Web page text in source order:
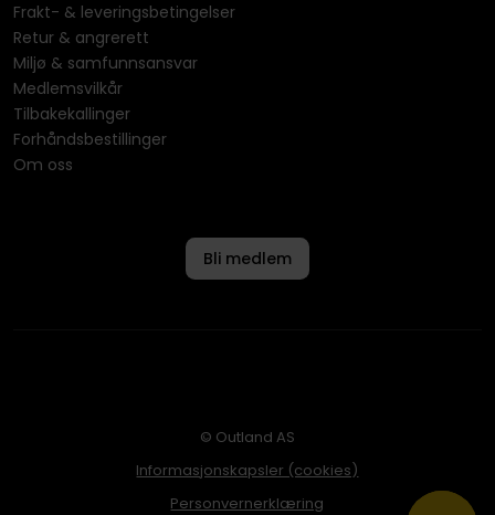
Frakt- & leveringsbetingelser
Retur & angrerett
Miljø & samfunnsansvar
Medlemsvilkår
Tilbakekallinger
Forhåndsbestillinger
Om oss
Bli medlem
© Outland AS
Informasjonskapsler (cookies)
Personvernerklæring